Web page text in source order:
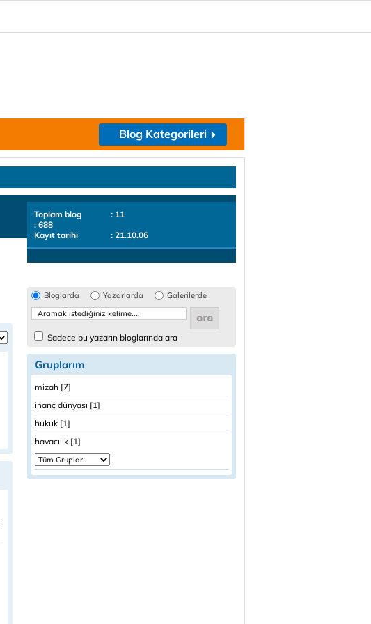
Blog Kategorileri
Toplam blog
: 11
: 688
Kayıt tarihi
: 21.10.06
Bloglarda Yazarlarda Galerilerde
Sadece bu yazarın bloglarında ara
Gruplarım
mizah [7]
inanç dünyası [1]
hukuk [1]
havacılık [1]